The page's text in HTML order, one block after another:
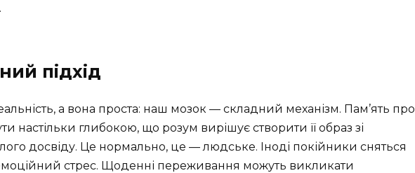
підхід
а вона проста: наш мозок — складний механізм. Пам’ять про
настільки глибокою, що розум вирішує створити її образ зі
досвіду. Це нормально, це — людське. Іноді покійники сняться
стрес. Щоденні переживання можуть викликати